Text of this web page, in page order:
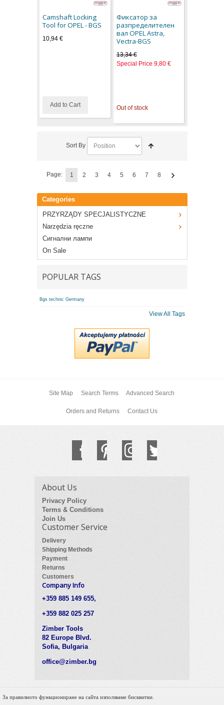
Camshaft Locking
Tool for OPEL - BGS
10,94 €
Add to Cart
Фиксатор за
разпределителен
вал OPEL Astra,
Vectra-BGS
13,34 €
Special Price 9,80 €
Out of stock
Sort By
Page: 1 2 3 4 5 6 7 8
Categories
PRZYRZĄDY SPECJALISTYCZNE
Narzędzia ręczne
Сигнални лампи
On Sale
POPULAR TAGS
Bgs technic Germany
View All Tags
Site Map Search Terms Advanced Search
Orders and Returns Contact Us
About Us
Privacy Policy
Terms & Conditions
Join Us
Customer Service
Delivery
Shipping Methods
Payment
Returns
Customers
Company Info
+359 885 149 655,
+359 882 025 257
Zimber Tools
82 Europe Blvd.
Sofia, Bulgaria
office@zimber.bg
© 2012 Zimber Tools. All Rights Reserved.
За правилното функциониране на сайта използваме бисквитки.